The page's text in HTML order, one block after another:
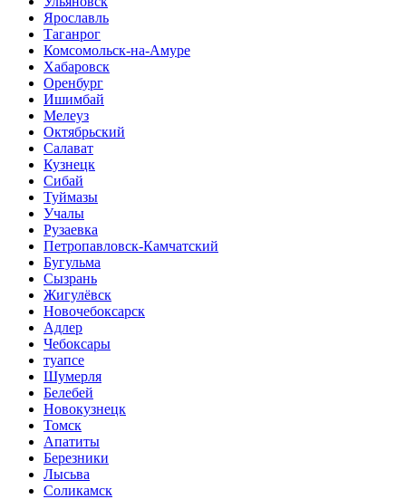
Ярославль
Таганрог
Комсомольск-на-Амуре
Хабаровск
Оренбург
Ишимбай
Мелеуз
Октябрьский
Салават
Кузнецк
Сибай
Туймазы
Учалы
Рузаевка
Петропавловск-Камчатский
Бугульма
Сызрань
Жигулёвск
Новочебоксарск
Адлер
Чебоксары
туапсе
Шумерля
Белебей
Новокузнецк
Томск
Апатиты
Березники
Лысьва
Соликамск